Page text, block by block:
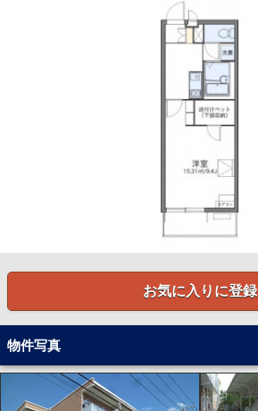
お気に入りに登録
物件写真